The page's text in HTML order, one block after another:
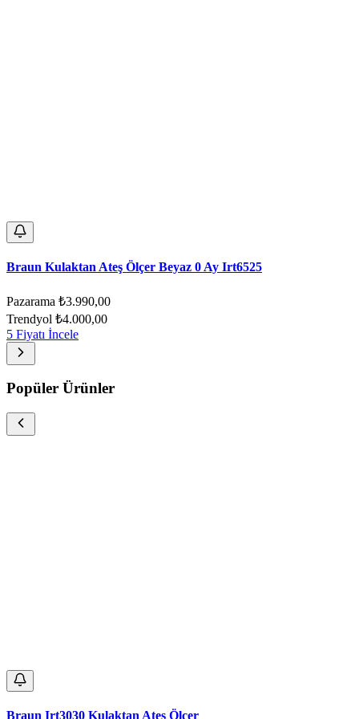
Braun Kulaktan Ateş Ölçer Beyaz 0 Ay Irt6525
Pazarama ₺3.990,00
Trendyol ₺4.000,00
5 Fiyatı İncele
Popüler Ürünler
Braun Irt3030 Kulaktan Ateş Ölçer